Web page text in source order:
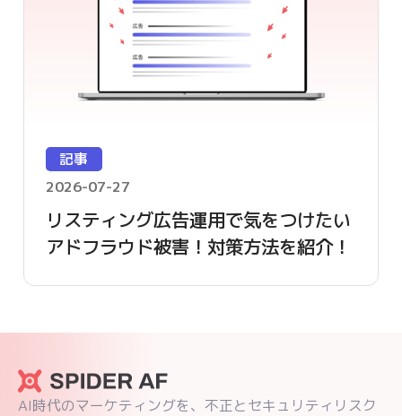
記事
2026-07-27
リスティング広告運用で気をつけたい
アドフラウド被害！対策方法を紹介！
AI時代のマーケティングを、不正とセキュリティリスク